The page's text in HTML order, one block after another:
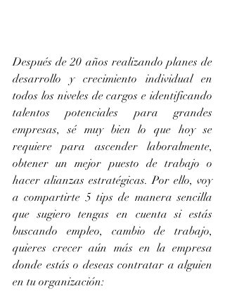
Después de 20 años realizando planes de
desarrollo y crecimiento individual en
todos los niveles de cargos e identificando
talentos potenciales para grandes
empresas, sé muy bien lo que hoy se
requiere para ascender laboralmente,
obtener un mejor puesto de trabajo o
hacer alianzas estratégicas. Por ello, voy
a compartirte 5 tips de manera sencilla
que sugiero tengas en cuenta si estás
buscando empleo, cambio de trabajo,
quieres crecer aún más en la empresa
donde estás o deseas contratar a alguien
en tu organización: